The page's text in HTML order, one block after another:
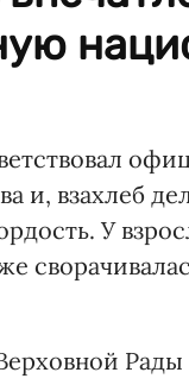
и, взахлеб
У